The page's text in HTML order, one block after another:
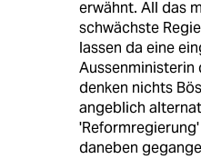
erwähnt. All das
schwächste
lassen da eine
Aussenministerin
denken nichts
angeblich
daneben